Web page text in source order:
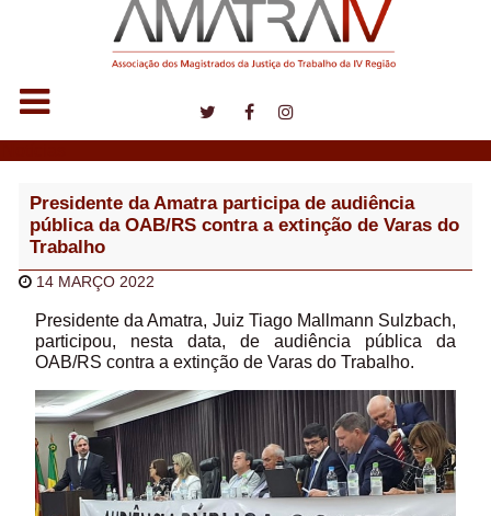
Presidente da Amatra participa de audiência
pública da OAB/RS contra a extinção de Varas do
Trabalho
14 MARÇO 2022
Presidente da Amatra, Juiz Tiago Mallmann Sulzbach,
participou, nesta data, de audiência pública da
OAB/RS contra a extinção de Varas do Trabalho.